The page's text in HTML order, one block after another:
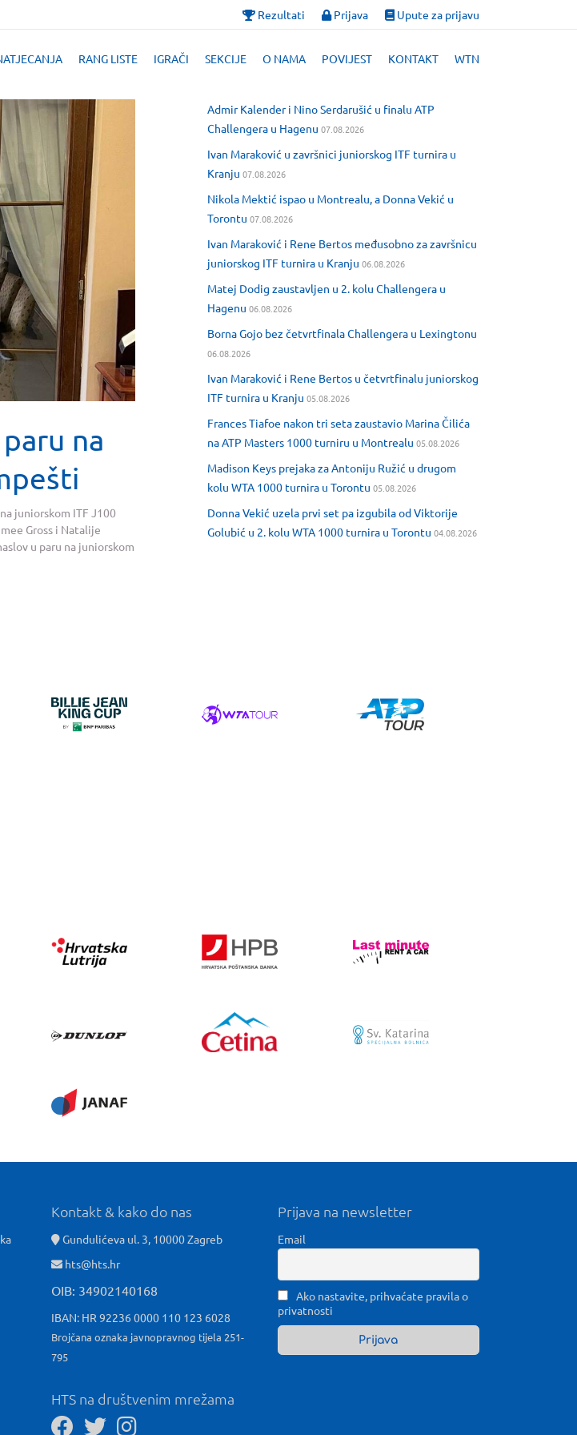
Rezultati Prijava Upute za prijavu
RANG LISTE IGRAČI SEKCIJE O NAMA POVIJEST KONTAKT WTN
na
juniorskom ITF J100
Gross i Natalije
u paru na juniorskom
Admir Kalender i Nino Serdarušić u finalu ATP
Challengera u Hagenu 07.08.2026
Ivan Maraković u završnici juniorskog ITF turnira u
Kranju 07.08.2026
Nikola Mektić ispao u Montrealu, a Donna Vekić u
Torontu 07.08.2026
Ivan Maraković i Rene Bertos međusobno za završnicu
juniorskog ITF turnira u Kranju 06.08.2026
Matej Dodig zaustavljen u 2. kolu Challengera u
Hagenu 06.08.2026
Borna Gojo bez četvrtfinala Challengera u Lexingtonu
06.08.2026
Ivan Maraković i Rene Bertos u četvrtfinalu juniorskog
ITF turnira u Kranju 05.08.2026
Frances Tiafoe nakon tri seta zaustavio Marina Čilića
na ATP Masters 1000 turniru u Montrealu 05.08.2026
Madison Keys prejaka za Antoniju Ružić u drugom
kolu WTA 1000 turnira u Torontu 05.08.2026
Donna Vekić uzela prvi set pa izgubila od Viktorije
Golubić u 2. kolu WTA 1000 turnira u Torontu 04.08.2026
Kontakt & kako do nas
Gundulićeva ul. 3, 10000 Zagreb
hts@hts.hr
OIB: 34902140168
IBAN: HR 92236 0000 110 123 6028
Brojčana oznaka javnopravnog tijela 251-
795
HTS na društvenim mrežama
Prijava na newsletter
Email
Ako nastavite, prihvaćate pravila o
privatnosti